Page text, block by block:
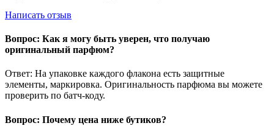
Написать отзыв
Вопрос: Как я могу быть уверен, что получаю
оригинальный парфюм?
Ответ: На упаковке каждого флакона есть защитные
элементы, маркировка. Оригинальность парфюма вы можете
проверить по батч-коду.
Вопрос: Почему цена ниже бутиков?